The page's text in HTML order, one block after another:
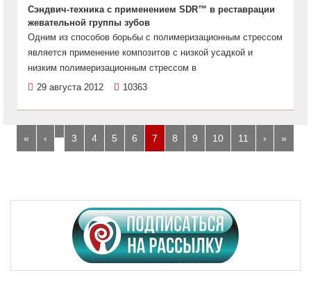
Сэндвич-техника с применением SDR™ в реставрации
жевательной группы зубов
Одним из способов борьбы с полимеризационным стрессом
является применение композитов с низкой усадкой и
низким полимеризационным стрессом в
29 августа 2012
10363
« ‹ 3 4 5 6 7 8 9 10 11 › »